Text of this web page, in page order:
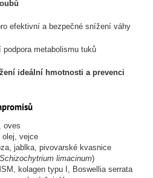
efektivní a bezpečné snížení váhy
podpora metabolismu tuků
ideální hmotnosti a prevenci
oves
vejce
jablka, pivovarské kvasnice
Schizochytrium limacinum)
kolagen typu I, Boswellia serrata